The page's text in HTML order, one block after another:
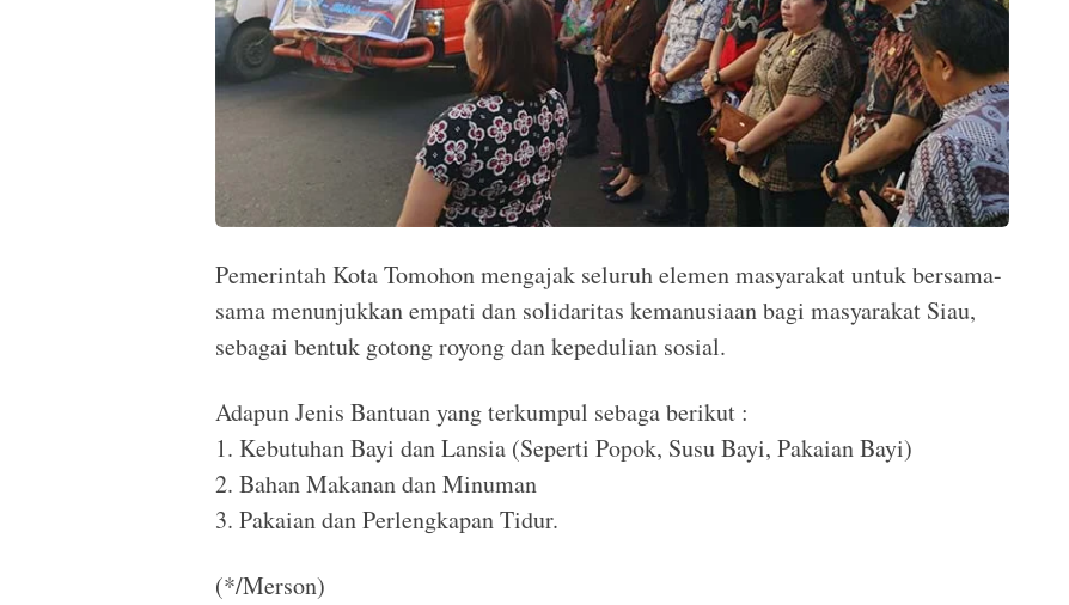
Pemerintah Kota Tomohon mengajak seluruh elemen masyarakat untuk bersama-
sama menunjukkan empati dan solidaritas kemanusiaan bagi masyarakat Siau,
sebagai bentuk gotong royong dan kepedulian sosial.
Adapun Jenis Bantuan yang terkumpul sebaga berikut :
1. Kebutuhan Bayi dan Lansia (Seperti Popok, Susu Bayi, Pakaian Bayi)
2. Bahan Makanan dan Minuman
3. Pakaian dan Perlengkapan Tidur.
(*/Merson)